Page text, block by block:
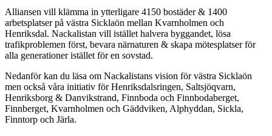
Alliansen vill klämma in ytterligare 4150 bostäder & 1400
arbetsplatser på västra Sicklaön mellan Kvarnholmen och
Henriksdal. Nackalistan vill istället halvera byggandet, lösa
trafikproblemen först, bevara närnaturen & skapa mötesplatser för
alla generationer istället för en sovstad.
Nedanför kan du läsa om Nackalistans vision för västra Sicklaön
men också våra initiativ för Henriksdalsringen, Saltsjöqvarn,
Henriksborg & Danvikstrand, Finnboda och Finnbodaberget,
Finnberget, Kvarnholmen och Gäddviken, Alphyddan, Sickla,
Finntorp och Järla.